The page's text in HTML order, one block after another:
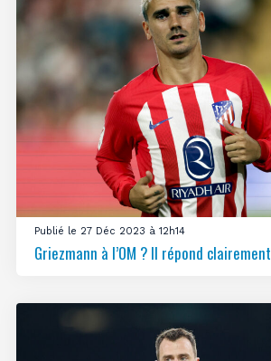
Publié le 27 Déc 2023 à 12h14
Griezmann à l’OM ? Il répond clairement